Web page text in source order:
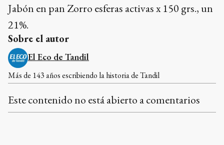
Jabón en pan Zorro esferas activas x 150 grs., un
21%.
Sobre el autor
El Eco de Tandil
Más de 143 años escribiendo la historia de Tandil
Este contenido no está abierto a comentarios